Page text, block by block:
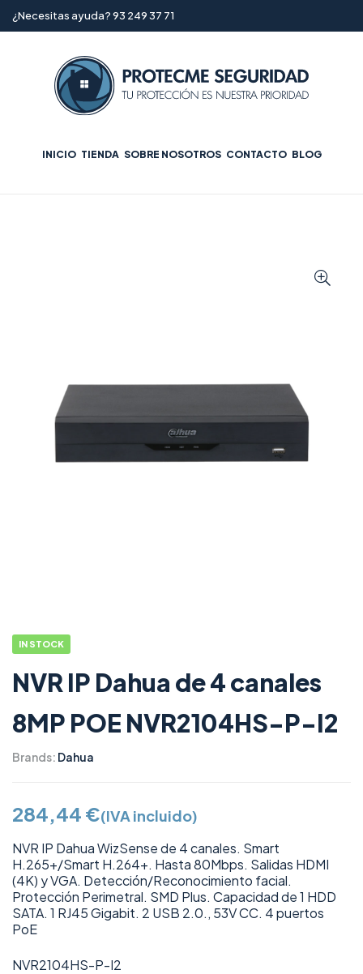
¿Necesitas ayuda? 93 249 37 71
INICIO TIENDA SOBRE NOSOTROS CONTACTO BLOG
IN STOCK
NVR IP Dahua de 4 canales
8MP POE NVR2104HS-P-I2
Brands: Dahua
284,44 €(IVA incluido)
NVR IP Dahua WizSense de 4 canales. Smart
H.265+/Smart H.264+. Hasta 80Mbps. Salidas HDMI
(4K) y VGA. Detección/Reconocimiento facial.
Protección Perimetral. SMD Plus. Capacidad de 1 HDD
SATA. 1 RJ45 Gigabit. 2 USB 2.0., 53V CC. 4 puertos
PoE
NVR2104HS-P-I2